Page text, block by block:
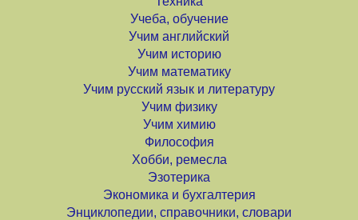
Учеба, обучение
Учим английский
Учим историю
Учим математику
Учим русский язык и литературу
Учим физику
Учим химию
Философия
Хобби, ремесла
Эзотерика
Экономика и бухгалтерия
Энциклопедии, справочники, словари